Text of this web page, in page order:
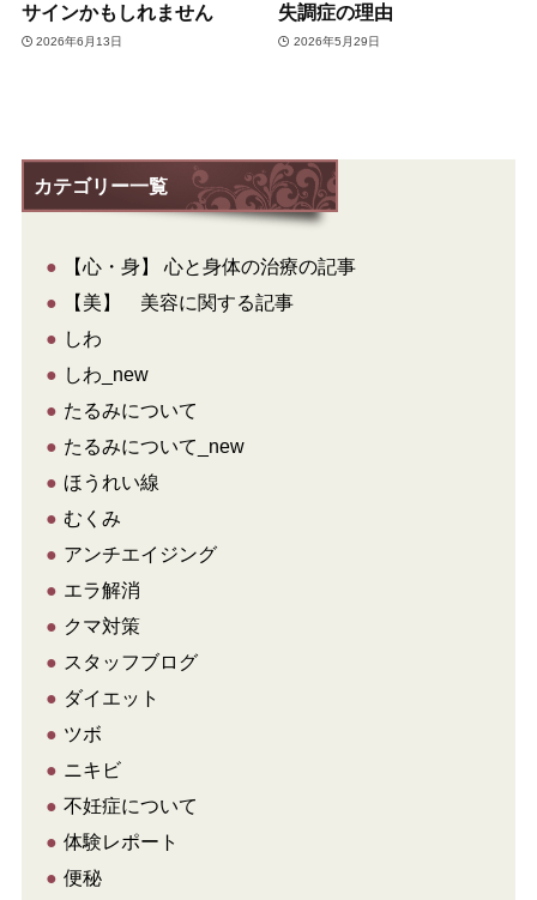
サインかもしれません
2026年6月13日
失調症の理由
2026年5月29日
カテゴリー一覧
●
【心・身】 心と身体の治療の記事
●
【美】 美容に関する記事
● しわ
● しわ_new
● たるみについて
● たるみについて_new
● ほうれい線
● むくみ
● アンチエイジング
● エラ解消
● クマ対策
● スタッフブログ
● ダイエット
● ツボ
● ニキビ
● 不妊症について
● 体験レポート
● 便秘